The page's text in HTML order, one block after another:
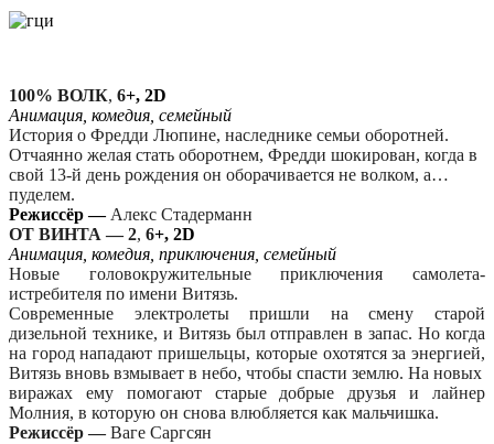
Image
100% ВОЛК, 6+, 2D
Анимация, комедия, семейный
История о Фредди Люпине, наследнике семьи оборотней.
Отчаянно желая стать оборотнем, Фредди шокирован, когда в
свой 13-й день рождения он оборачивается не волком, а…
пуделем.
Режиссёр —Алекс Стадерманн
ОТ ВИНТА —2, 6+, 2D
Анимация, комедия, приключения, семейный
Новые головокружительные приключения самолета-
истребителя по имени Витязь.
Современные электролеты пришли на смену старой
дизельной технике, и Витязь был отправлен в запас. Но когда
на город нападают пришельцы, которые охотятся за энергией,
Витязь вновь взмывает в небо, чтобы спасти землю. На новых
виражах ему помогают старые добрые друзья и лайнер
Молния, в которую он снова влюбляется как мальчишка.
Режиссёр —Ваге Саргсян